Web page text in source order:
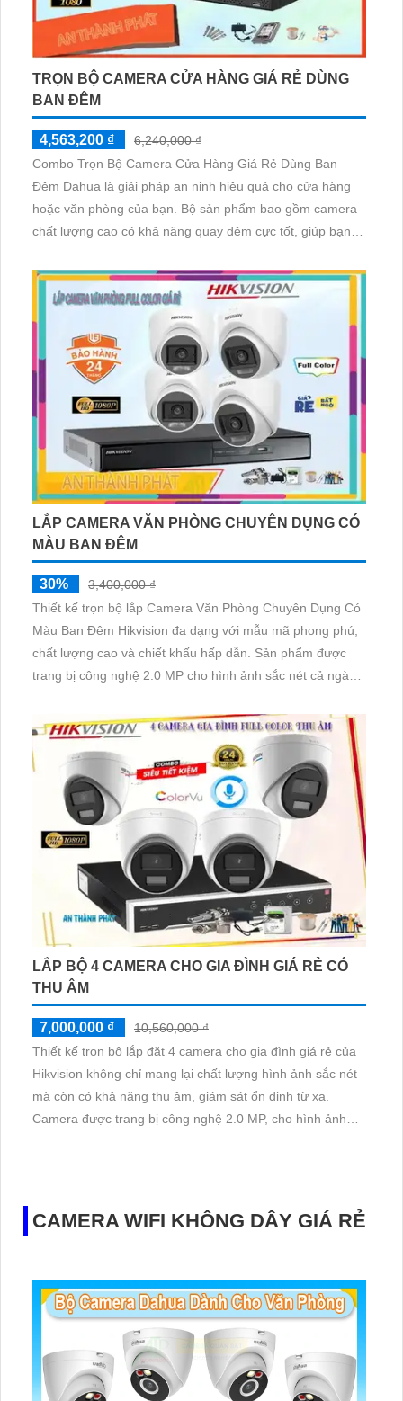
TRỌN BỘ CAMERA CỬA HÀNG GIÁ RẺ DÙNG
BAN ĐÊM
4,563,200 ₫
6,240,000 ₫
Combo Trọn Bộ Camera Cửa Hàng Giá Rẻ Dùng Ban
Đêm Dahua là giải pháp an ninh hiệu quả cho cửa hàng
hoặc văn phòng của bạn. Bộ sản phẩm bao gồm camera
chất lượng cao có khả năng quay đêm cực tốt, giúp bạn
kiện ánh sáng yếu. Đặc biệt, Combo này được trang bị
chức năng thu âm, giúp ghi lại cả hình ảnh và âm thanh
đồng thời
LẮP CAMERA VĂN PHÒNG CHUYÊN DỤNG CÓ
MÀU BAN ĐÊM
30%
3,400,000 ₫
Thiết kế trọn bộ lắp Camera Văn Phòng Chuyên Dụng Có
Màu Ban Đêm Hikvision đa dạng với mẫu mã phong phú,
chất lượng cao và chiết khấu hấp dẫn. Sản phẩm được
trang bị công nghệ 2.0 MP cho hình ảnh sắc nét cả ngày
văn phòng, đảm bảo an ninh cho môi trường làm việc
LẮP BỘ 4 CAMERA CHO GIA ĐÌNH GIÁ RẺ CÓ
THU ÂM
7,000,000 ₫
10,560,000 ₫
Thiết kế trọn bộ lắp đặt 4 camera cho gia đình giá rẻ của
Hikvision không chỉ mang lại chất lượng hình ảnh sắc nét
mà còn có khả năng thu âm, giám sát ổn định từ xa.
Camera được trang bị công nghệ 2.0 MP, cho hình ảnh
CAMERA WIFI KHÔNG DÂY GIÁ RẺ